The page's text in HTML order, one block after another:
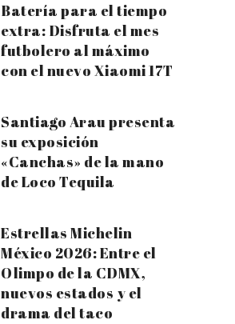
Batería para el tiempo
extra: Disfruta el mes
futbolero al máximo
con el nuevo Xiaomi 17T
Santiago Arau presenta
su exposición
«Canchas» de la mano
de Loco Tequila
Estrellas Michelin
México 2026: Entre el
Olimpo de la CDMX,
nuevos estados y el
drama del taco